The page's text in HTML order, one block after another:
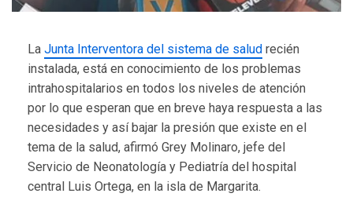
La Junta Interventora del sistema de salud recién
instalada, está en conocimiento de los problemas
intrahospitalarios en todos los niveles de atención
por lo que esperan que en breve haya respuesta a las
necesidades y así bajar la presión que existe en el
tema de la salud, afirmó Grey Molinaro, jefe del
Servicio de Neonatología y Pediatría del hospital
central Luis Ortega, en la isla de Margarita.